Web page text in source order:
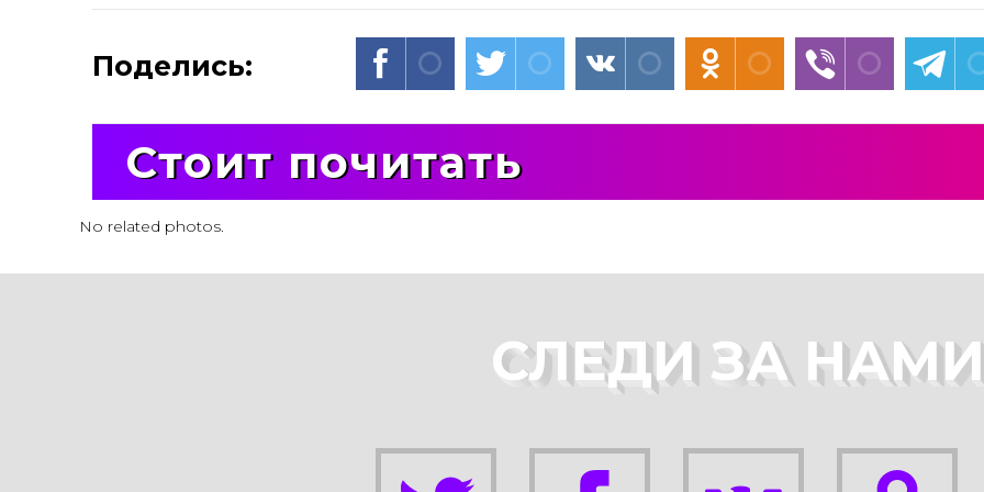
Поделись:
Стоит почитать
No related photos.
СЛЕДИ ЗА НАМИ